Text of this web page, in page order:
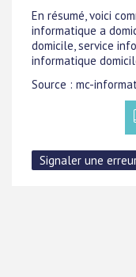
En résumé, voici
informatique a
domicile, service
informatique
Source : mc-